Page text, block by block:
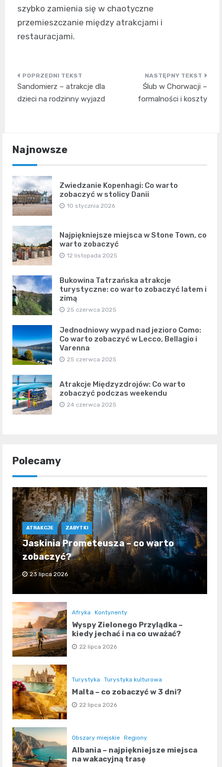
szybko zamienia się w chaotyczne
przemieszczanie między atrakcjami i
restauracjami.
Nawigacja
wpisu
Sandomierz – atrakcje dla
dzieci na rodzinny wyjazd
Ślub w Chorwacji –
formalności i koszty
Najnowsze
Zwiedzanie Kopenhagi: Co warto
zobaczyć w stolicy Danii
10 stycznia 2026
Najpiękniejsze miejsca w Stone Town, co
warto zobaczyć
12 listopada 2025
Bukowina Tatrzańska atrakcje
turystyczne: co warto zobaczyć latem i
zimą
25 czerwca 2025
Jednodniowy wypad nad jezioro Como:
Co warto zobaczyć w Lecco, Bellagio i
Varenna
25 czerwca 2025
Atrakcje Międzyzdrojów: Co warto
zobaczyć podczas weekendu
24 czerwca 2025
Polecamy
ATRAKCJE ZABYTKI
Jaskinia Prometeusza – co warto
zobaczyć?
23 lipca 2026
Afryka Kontynenty
Wyspy Zielonego Przylądka –
kiedy jechać i na co uważać?
22 lipca 2026
Turystyka Turystyka kulturowa
Malta – co zobaczyć w 3 dni?
22 lipca 2026
Obszary miejskie Regiony
Albania – najpiękniejsze miejsca
na wakacyjną trasę